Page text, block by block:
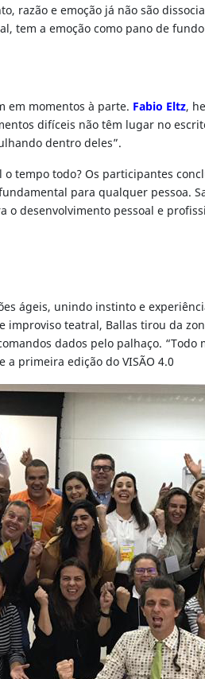
razão e emoção já não são
tem a emoção como pano de
em momentos à parte. Fabio Eltz,
difíceis não têm lugar no
dentro deles”.
tempo todo? Os participantes
para qualquer
desenvolvimento pessoal e
ágeis, unindo instinto e
teatral, Ballas tirou da
dados pelo palhaço.
primeira edição do VISÃO 4.0